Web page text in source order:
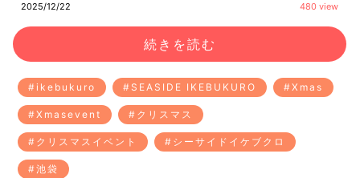
2025/12/22 480 view
#ikebukuro #SEASIDE IKEBUKURO #Xmas
#Xmasevent #クリスマス
#クリスマスイベント #シーサイドイケブクロ
#池袋
続きを読む